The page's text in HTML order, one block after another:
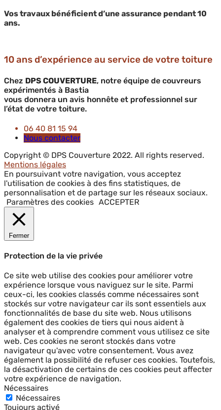
Vos travaux bénéficient d’une assurance pendant 10
ans.
10 ans d’expérience au service de votre toiture
Chez DPS COUVERTURE, notre équipe de couvreurs
expérimentés à Bastia
vous donnera un avis honnête et professionnel sur
l’état de votre toiture.
06 40 81 15 94
Nous contacter
Copyright © DPS Couverture 2022. All rights reserved.
Mentions légales
En poursuivant votre navigation, vous acceptez
l'utilisation de cookies à des fins statistiques, de
personnalisation et de partage sur les réseaux sociaux.
Paramètres des cookies ACCEPTER
Fermer
Protection de la vie privée
Ce site web utilise des cookies pour améliorer votre
expérience lorsque vous naviguez sur le site. Parmi
ceux-ci, les cookies classés comme nécessaires sont
stockés sur votre navigateur car ils sont essentiels aux
fonctionnalités de base du site web. Nous utilisons
également des cookies de tiers qui nous aident à
analyser et à comprendre comment vous utilisez ce site
web. Ces cookies ne seront stockés dans votre
navigateur qu'avec votre consentement. Vous avez
également la possibilité de refuser ces cookies. Toutefois,
la désactivation de certains de ces cookies peut affecter
votre expérience de navigation.
Nécessaires
Nécessaires
Toujours activé